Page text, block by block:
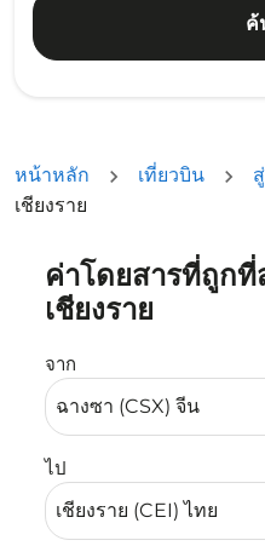
ค้
หน้าหลัก เที่ยวบิน
เชียงราย
ค่าโดยสารที่ถูกที่
เชียงราย
จาก
ไป
ลองอัปเดตเส้นทางของคุ